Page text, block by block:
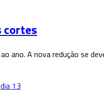
cortes
ano. A nova redução se